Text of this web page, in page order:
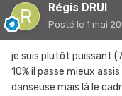
Régis DRUI
Posté le 1 mai
je suis plutôt puissant
10% il passe mieux
danseuse mais là le